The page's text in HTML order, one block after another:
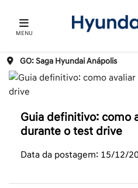
MENU
GO: Saga Hyundai Anápolis
Guia definitivo: como
durante o test drive
Data da postagem: 15/12/